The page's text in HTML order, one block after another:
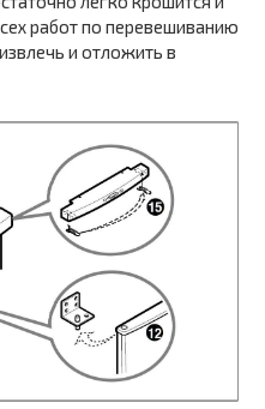
работ по перевешиванию
и отложить в